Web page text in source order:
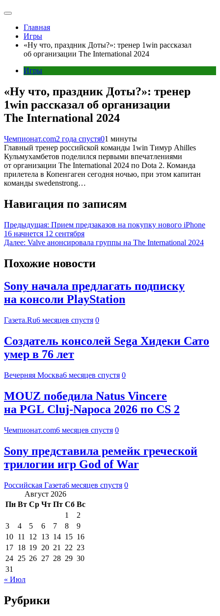
Главная
Игры
«Ну что, праздник Доты?»: тренер 1win рассказал
об организации The International 2024
Игры
«Ну что, праздник Доты?»: тренер
1win рассказал об организации
The International 2024
Чемпионат.com2 года спустя01 минуты
Главный тренер российской команды 1win Тимур Ahilles
Кульмухамбетов поделился первыми впечатлениями
от организации The International 2024 по Dota 2. Команда
прилетела в Копенгаген сегодня ночью, при этом капитан
команды swedenstrong…
Навигация по записям
Предыдущая: Прием предзаказов на покупку нового iPhone
16 начнется 12 сентября
Далее: Valve анонсировала группы на The International 2024
Похожие новости
Sony начала предлагать подписку
на консоли PlayStation
Газета.Ru6 месяцев спустя 0
Создатель консолей Sega Хидеки Сато
умер в 76 лет
Вечерняя Москва6 месяцев спустя 0
MOUZ победила Natus Vincere
на PGL Cluj-Napoca 2026 по CS 2
Чемпионат.com6 месяцев спустя 0
Sony представила ремейк греческой
трилогии игр God of War
Российская Газета6 месяцев спустя 0
Август 2026
Пн Вт Ср Чт Пт Сб Вс
1
2
3
4 5 6 7 8
9
10 11 12 13 14 15 16
17 18 19 20 21 22 23
24 25 26 27 28 29 30
31
« Июл
Рубрики